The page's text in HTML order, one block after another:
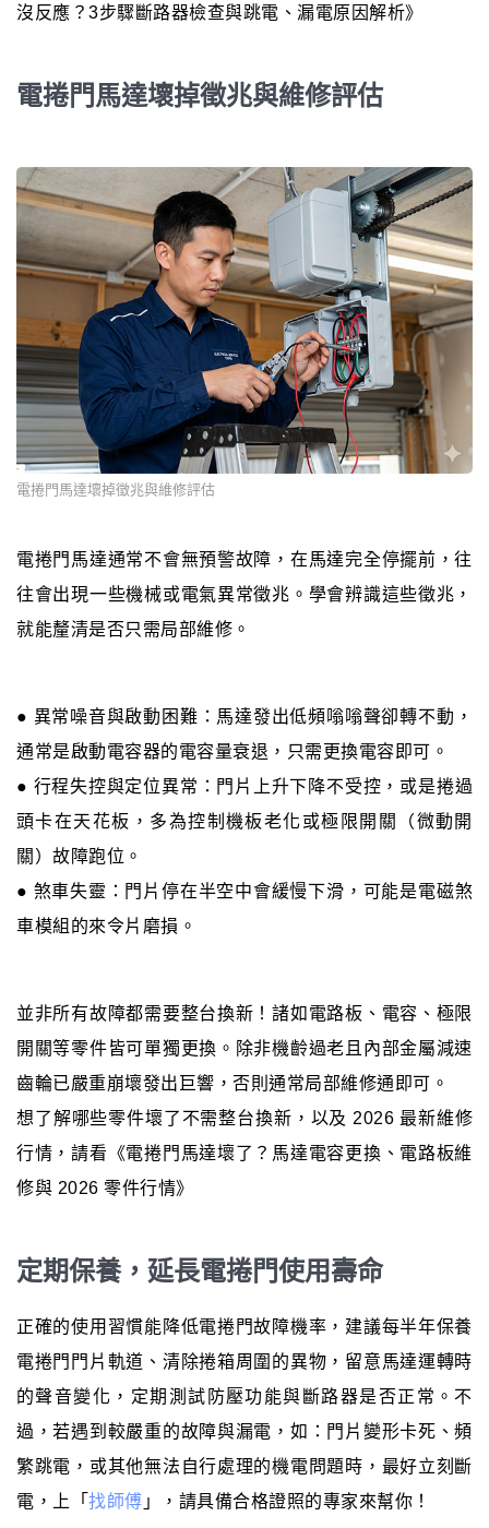
沒反應？3步驟斷路器檢查與跳電、漏電原因解析》
電捲門馬達壞掉徵兆與維修評估
電捲門馬達壞掉徵兆與維修評估
電捲門馬達通常不會無預警故障，在馬達完全停擺前，往
往會出現一些機械或電氣異常徵兆。學會辨識這些徵兆，
就能釐清是否只需局部維修。
● 異常噪音與啟動困難：馬達發出低頻嗡嗡聲卻轉不動，
通常是啟動電容器的電容量衰退，只需更換電容即可。
● 行程失控與定位異常：門片上升下降不受控，或是捲過
頭卡在天花板，多為控制機板老化或極限開關（微動開
關）故障跑位。
● 煞車失靈：門片停在半空中會緩慢下滑，可能是電磁煞
車模組的來令片磨損。
並非所有故障都需要整台換新！諸如電路板、電容、極限
開關等零件皆可單獨更換。除非機齡過老且內部金屬減速
齒輪已嚴重崩壞發出巨響，否則通常局部維修通即可。
想了解哪些零件壞了不需整台換新，以及 2026 最新維修
行情，請看《電捲門馬達壞了？馬達電容更換、電路板維
修與 2026 零件行情》
定期保養，延長電捲門使用壽命
正確的使用習慣能降低電捲門故障機率，建議每半年保養
電捲門門片軌道、清除捲箱周圍的異物，留意馬達運轉時
的聲音變化，定期測試防壓功能與斷路器是否正常。不
過，若遇到較嚴重的故障與漏電，如：門片變形卡死、頻
繁跳電，或其他無法自行處理的機電問題時，最好立刻斷
電，上「 找師傅 」，請具備合格證照的專家來幫你！